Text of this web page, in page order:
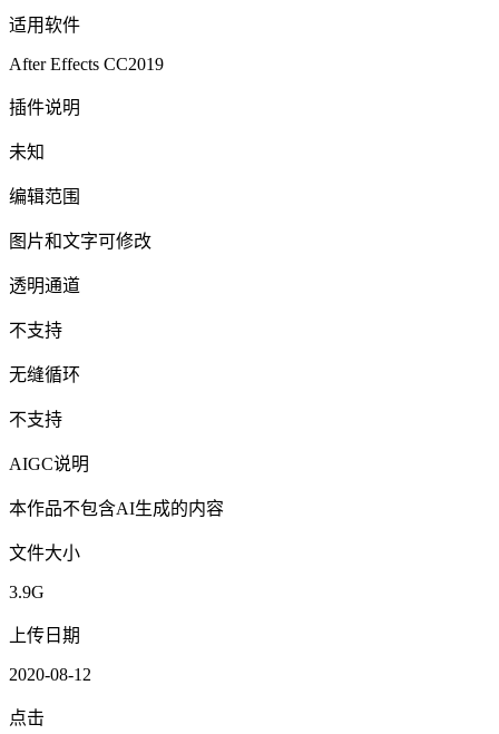
适用软件
After Effects CC2019
插件说明
未知
编辑范围
图片和文字可修改
透明通道
不支持
无缝循环
不支持
AIGC说明
本作品不包含AI生成的内容
文件大小
3.9G
上传日期
2020-08-12
点击